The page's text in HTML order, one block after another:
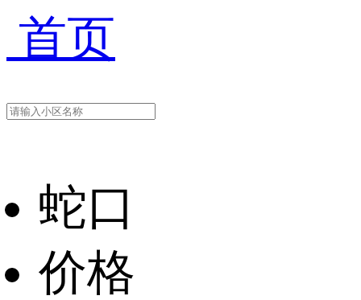
首页
蛇口
价格